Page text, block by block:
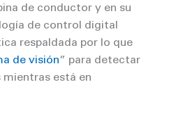
de conductor y en su
de control digital
respaldada por lo que
de visión” para detectar
mientras está en